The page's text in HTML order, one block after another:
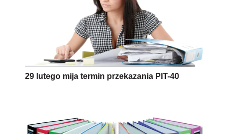
29 lutego mija termin przekazania PIT-40